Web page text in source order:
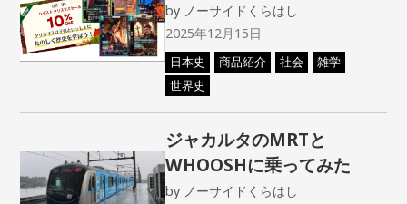
by ノーサイドくらはし
2025年12月15日
日本史 商品紹介 社会
雑学
世界史
ジャカルタのMRTと
WHOOSHに乗ってみた
by ノーサイドくらはし